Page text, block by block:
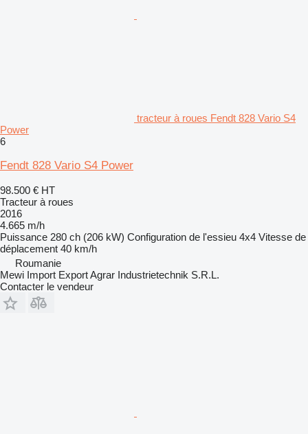
tracteur à roues Fendt 828 Vario S4
Power
6
Fendt 828 Vario S4 Power
98.500 € HT
Tracteur à roues
2016
4.665 m/h
Puissance 280 ch (206 kW) Configuration de l'essieu 4x4 Vitesse de
déplacement 40 km/h
Roumanie
Mewi Import Export Agrar Industrietechnik S.R.L.
Contacter le vendeur